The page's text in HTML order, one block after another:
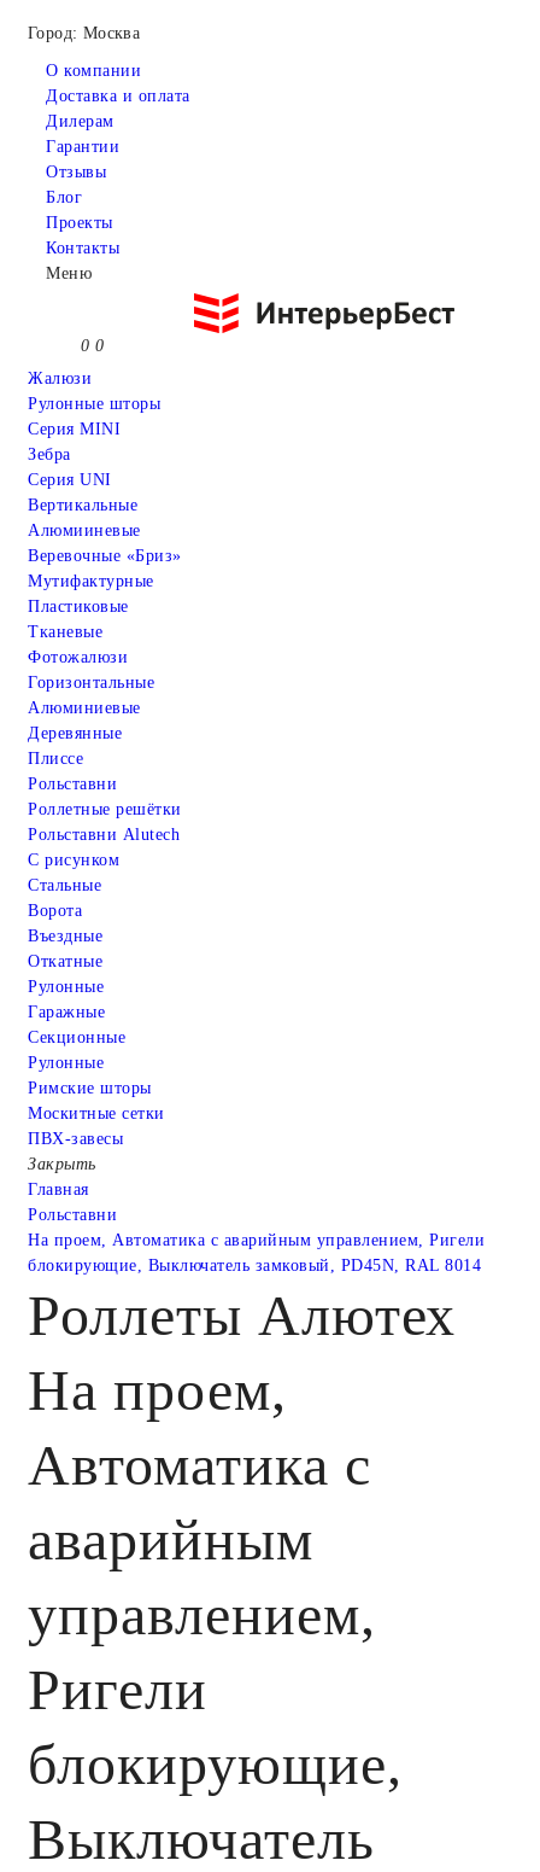
Город: Москва
О компании
Доставка и оплата
Дилерам
Гарантии
Отзывы
Блог
Проекты
Контакты
Меню
0 0
Жалюзи
Рулонные шторы
Серия MINI
Зебра
Серия UNI
Вертикальные
Алюмииневые
Веревочные «Бриз»
Мутифактурные
Пластиковые
Тканевые
Фотожалюзи
Горизонтальные
Алюминиевые
Деревянные
Плиссе
Рольставни
Роллетные решётки
Рольставни Alutech
С рисунком
Стальные
Ворота
Въездные
Откатные
Рулонные
Гаражные
Cекционные
Рулонные
Римские шторы
Москитные сетки
ПВХ-завесы
Закрыть
Главная
Рольставни
На проем, Автоматика с аварийным управлением, Ригели
блокирующие, Выключатель замковый, PD45N, RAL 8014
Роллеты Алютех
На проем,
Автоматика с
аварийным
управлением,
Ригели
блокирующие,
Выключатель